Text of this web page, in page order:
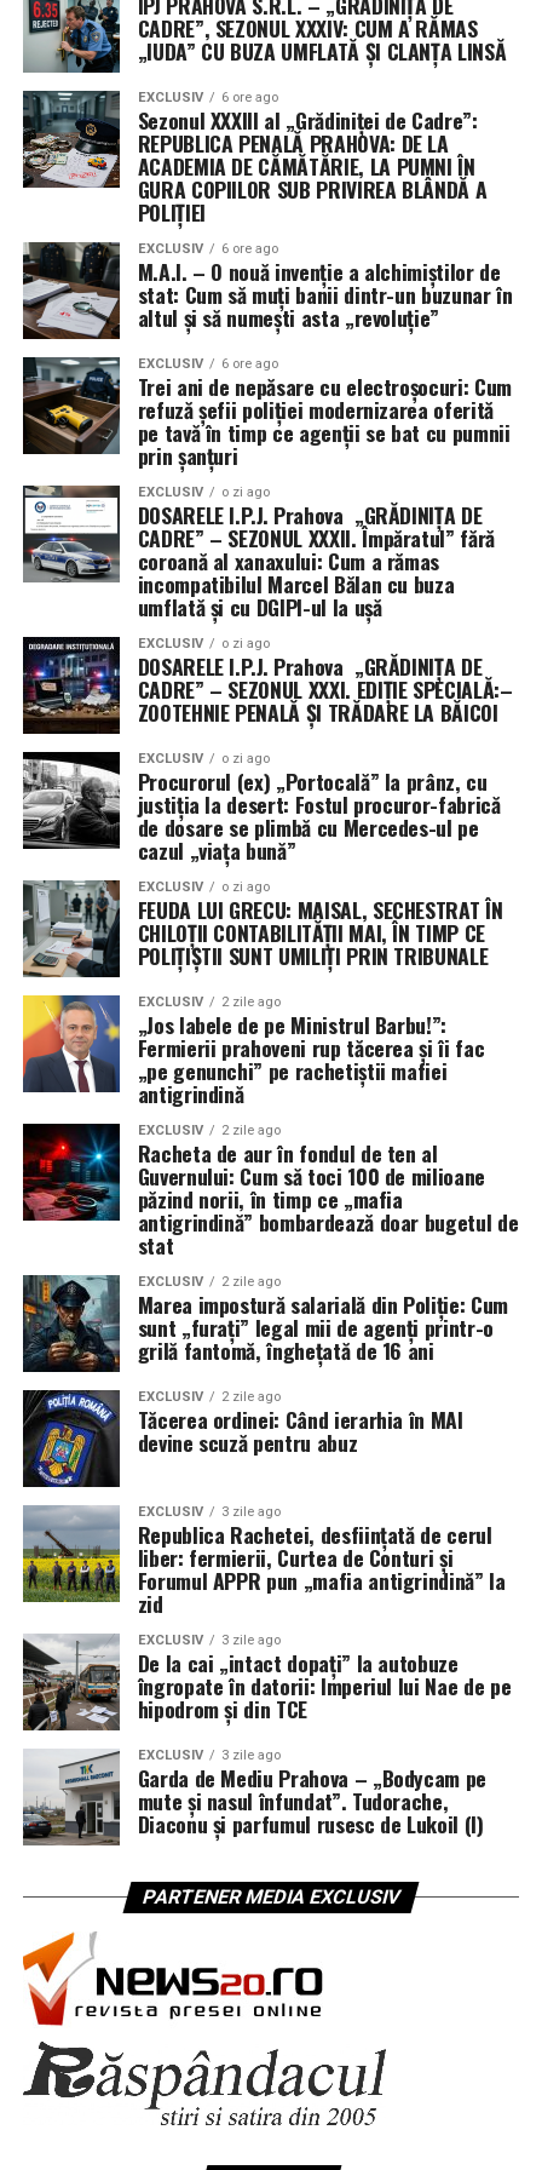
structurile centrale de la București vor decide să
deratizeze cu adevărat acest județ, singura lege
valabilă rămâne cea a tăcerii și a complicității. Stați
aproape, Sezonul XXXIV promite să scoată la iveală
și mai mulți scheleți din dulapurile „inteligenței”
prahovene! (CristinaT.).
slabire eficientă și durabilă.
Cum integrăm mișcarea în
rutina noastră zilnică fără
eforturi mari?
Integrarea mișcării în rutina zilnică nu necesită
neapărat un abonament la sală sau un echipament
scump. Este vorba despre a face alegeri inteligente și a
transforma momentele statice în oportunități de
mișcare. Un prim pas ar putea fi mersul pe jos mai mult.
Parcați mașina mai departe de destinație, coborâți cu o
stație înainte de a ajunge la serviciu sau la cumpărături,
sau pur și simplu faceți o plimbare scurtă după cină.
Aceste sesiuni de mers pe jos, chiar și de 15-20 de
minute, adunate pe parcursul zilei, pot face o diferență
semnificativă în numărul total de pași și în arderea
caloriilor.
Un alt mod eficient este utilizarea scărilor în locul
liftului sau al scărilor rulante. Chiar dacă pare un efort
minor, urcatul scărilor lucrează musculatura picioarelor
și a fesierilor, contribuind la tonifiere și la un consum
caloric crescut. În plus, activități precum grădinăritul,
curățenia în casă sau joaca activă cu copiii sau animalele
de companie sunt excelente modalități de a rămâne
activ fără a simți că faci un „antrenament” propriu-zis.
Setarea unor alarme scurte la fiecare oră pentru a te
ridica și a te mișca câteva minute, chiar și un simplu
stretching, poate contracara efectele negative ale
sedentarismului prelungit la birou. Aceste sfaturi pentru
slabire sanatoasa demonstrează că nu trebuie să
depunem eforturi extraordinare pentru a ne îmbunătăți
starea de sănătate și a ne atinge obiectivele de greutate.
Este important să găsim activități care ne plac, deoarece
plăcerea este un motor puternic pentru menținerea
consecvenței. Indiferent dacă este vorba despre dans,
plimbări în natură, înot sau yoga, integrarea unei
activități agreabile în programul săptămânal va face ca
mișcarea să devină o sursă de bucurie și relaxare, nu o
obligație. Această abordare pozitivă este esențială
pentru a susține procesul de slabire pe termen lung,
transformând efortul într-un obicei sănătos și plăcut.
Este important să găsim activități care ne plac, deoarece
plăcerea este un motor puternic pentru menținerea
consecvenței. Indiferent dacă este vorba despre dans…
Beneficiile dincolo de cântar:
Concluzie: o întrebare deschisă
În fața acestui val de schimbare, rămâne o întrebare
esențială: vom permite tehnologiei să ne definească, sau
vom folosi-o ca unealtă pentru a ne amplifica
umanitatea? Răspunsul va modela generațiile viitoare,
iar timpul de reflecție și acțiune este acum. (irinel I.).
CADRE”, SEZONUL XXXIV: CUM A RĂMAS
„IUDA” CU BUZA UMFLATĂ ȘI CLANȚA LINSĂ
EXCLUSIV 6 ore ago
Sezonul XXXIII al „Grădiniței de Cadre”:
REPUBLICA PENALĂ PRAHOVA: DE LA
ACADEMIA DE CĂMĂTĂRIE, LA PUMNI ÎN
GURA COPIILOR SUB PRIVIREA BLÂNDĂ A
POLIȚIEI
EXCLUSIV 6 ore ago
M.A.I. – O nouă invenție a alchimiștilor de
stat: Cum să muți banii dintr-un buzunar în
altul și să numești asta „revoluție”
EXCLUSIV 6 ore ago
Trei ani de nepăsare cu electroșocuri: Cum
refuză șefii poliției modernizarea oferită
pe tavă în timp ce agenții se bat cu pumnii
prin șanțuri
EXCLUSIV o zi ago
DOSARELE I.P.J. Prahova „GRĂDINIȚA DE
CADRE” – SEZONUL XXXII. Împăratul” fără
coroană al xanaxului: Cum a rămas
incompatibilul Marcel Bălan cu buza
umflată și cu DGIPI-ul la ușă
EXCLUSIV o zi ago
DOSARELE I.P.J. Prahova „GRĂDINIȚA DE
CADRE” – SEZONUL XXXI. EDIȚIE SPECIALĂ:–
ZOOTEHNIE PENALĂ ȘI TRĂDARE LA BĂICOI
EXCLUSIV o zi ago
Procurorul (ex) „Portocală” la prânz, cu
justiția la desert: Fostul procuror-fabrică
de dosare se plimbă cu Mercedes-ul pe
cazul „viața bună”
EXCLUSIV o zi ago
FEUDA LUI GRECU: MAISAL, SECHESTRAT ÎN
CHILOȚII CONTABILITĂȚII MAI, ÎN TIMP CE
POLIȚIȘTII SUNT UMILIȚI PRIN TRIBUNALE
EXCLUSIV 2 zile ago
„Jos labele de pe Ministrul Barbu!”:
Fermierii prahoveni rup tăcerea și îi fac
„pe genunchi” pe rachetiștii mafiei
antigrindină
EXCLUSIV 2 zile ago
Racheta de aur în fondul de ten al
Guvernului: Cum să toci 100 de milioane
păzind norii, în timp ce „mafia
antigrindină” bombardează doar bugetul de
stat
EXCLUSIV 2 zile ago
Marea impostură salarială din Poliție: Cum
sunt „furați” legal mii de agenți printr-o
grilă fantomă, înghețată de 16 ani
EXCLUSIV 2 zile ago
Tăcerea ordinei: Când ierarhia în MAI
devine scuză pentru abuz
EXCLUSIV 3 zile ago
Republica Rachetei, desființată de cerul
liber: fermierii, Curtea de Conturi și
Forumul APPR pun „mafia antigrindină” la
zid
EXCLUSIV 3 zile ago
De la cai „intact dopați” la autobuze
îngropate în datorii: Imperiul lui Nae de pe
hipodrom și din TCE
EXCLUSIV 3 zile ago
Garda de Mediu Prahova – „Bodycam pe
mute și nasul înfundat”. Tudorache,
Diaconu și parfumul rusesc de Lukoil (I)
PARTENER MEDIA EXCLUSIV